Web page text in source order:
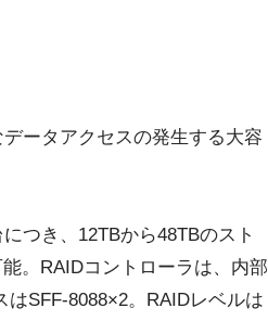
ータアクセスの発生する大容
つき、12TBから48TBのスト
。RAIDコントローラは、内部
SFF-8088×2。RAIDレベルは